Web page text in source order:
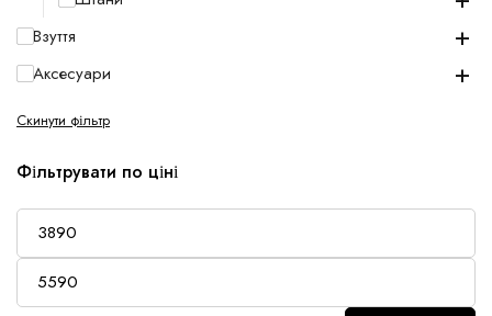
Взуття +
Аксесуари +
Скинути фільтр
Фільтрувати по ціні